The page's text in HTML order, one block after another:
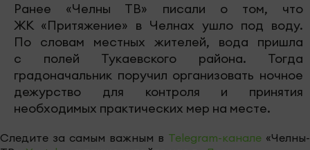
Ранее «Челны ТВ» писали о том, что
ЖК «Притяжение» в Челнах ушло под воду.
По словам местных жителей, вода пришла
с полей Тукаевского района. Тогда
градоначальник поручил организовать ночное
дежурство для контроля и принятия
необходимых практических мер на месте.
Следите за самым важным в Telegram-канале «Челны-